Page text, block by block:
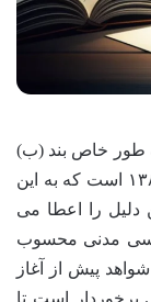
طور خاص بند (ب)
ماده ۹ قانون شوراهای حل اختلاف مصوب ۱۳۸۷ است که به این
دلیل را اعطا می
آیین دادرسی مدنی محسوب
پیش از آغاز
برخوردار است تا